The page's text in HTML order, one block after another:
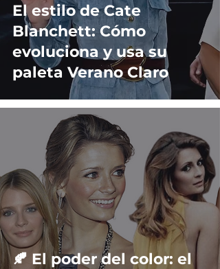
El estilo de Cate
Blanchett: Cómo
evoluciona y usa su
paleta Verano Claro
🍂 El poder del color: el